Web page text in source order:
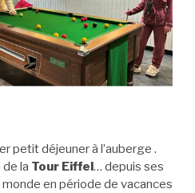
petit déjeuner à l’auberge .
la Tour Eiffel… depuis ses
monde en période de vacances